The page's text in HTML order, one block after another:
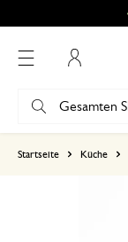
Startseite Küche